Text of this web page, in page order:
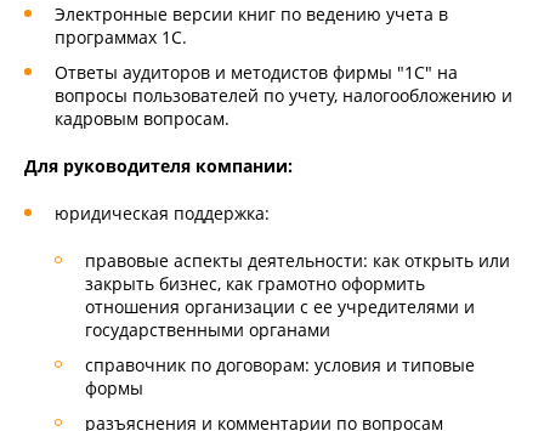
Электронные версии книг по ведению учета в
программах 1С.
Ответы аудиторов и методистов фирмы "1С" на
вопросы пользователей по учету, налогообложению и
кадровым вопросам.
Для руководителя компании:
юридическая поддержка:
правовые аспекты деятельности: как открыть или
закрыть бизнес, как грамотно оформить
отношения организации с ее учредителями и
государственными органами
справочник по договорам: условия и типовые
формы
разъяснения и комментарии по вопросам